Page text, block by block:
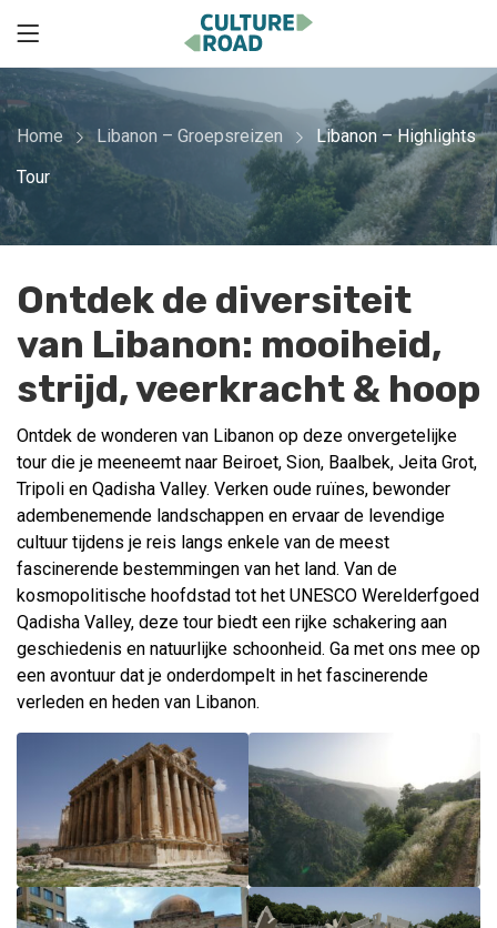
Home Libanon – Groepsreizen
Libanon – Highlights
Tour
Ontdek de diversiteit
van Libanon: mooiheid,
strijd, veerkracht & hoop
Ontdek de wonderen van Libanon op deze onvergetelijke
tour die je meeneemt naar Beiroet, Sion, Baalbek, Jeita Grot,
Tripoli en Qadisha Valley. Verken oude ruïnes, bewonder
adembenemende landschappen en ervaar de levendige
cultuur tijdens je reis langs enkele van de meest
fascinerende bestemmingen van het land. Van de
kosmopolitische hoofdstad tot het UNESCO Werelderfgoed
Qadisha Valley, deze tour biedt een rijke schakering aan
geschiedenis en natuurlijke schoonheid. Ga met ons mee op
een avontuur dat je onderdompelt in het fascinerende
verleden en heden van Libanon.